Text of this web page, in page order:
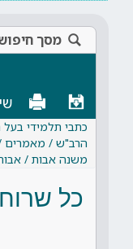
מסך
כתבי תלמידי
הרב"ש / מאמרים
משנה אבות /
כל